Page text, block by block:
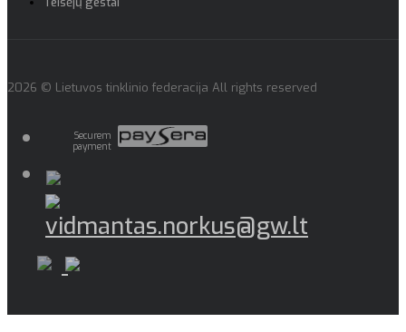
2026 © Lietuvos tinklinio federacija All rights reserved
Securem
payment